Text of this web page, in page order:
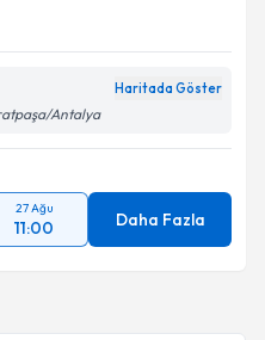
Haritada Göster
Antalya
27 Ağu
11:00 Daha Fazla